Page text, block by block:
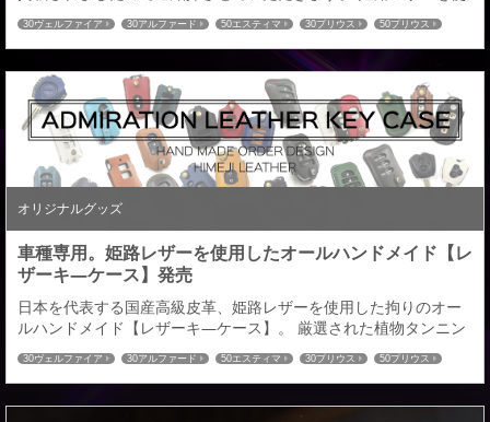
用し、２００車種以上の国産車に対応したレザーキーケースとな
ります。 オーダーメイドによる選べる仕様は全８９６通り。 革の
色：全１４色／ステッチの色：全１６色／ロゴの色：全２色／金
具の色：全２色お客様のイメージにあった愛車とのコーディネイ
トも可能。きっと理想のキ―ケースが見つかる...
30ヴェルファイア 30アルファード 50エスティマ 30プリウス
50プリウス
RCオデッセイ
80ハリアー
オリジナルグッズ
車種専用。姫路レザーを使用したオールハンドメイド【レ
ザーキ―ケース】発売
日本を代表する国産高級皮革、姫路レザーを使用した拘りのオー
ルハンドメイド【レザーキ―ケース】。 厳選された植物タンニン
鞣し（なめし）による経年変化（エイジング）が生み出す、味わ
い風合いをお楽しみいただける車種専用【レーザーキ―ケース】
を発売させていただきます。対応車種は２００車種以上※全て車種
専用立体成型となります。 オーダーメイドによる選べる仕様は全
30ヴェルファイア 30アルファード 50エスティマ 30プリウス
50プリウス